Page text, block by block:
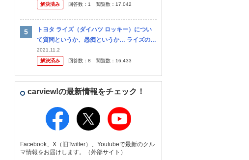
ング？で視聴できるとすれば、スマホの画面
解決済み
回答数： 1 閲覧数： 17,042
トヨタ ライズ（ダイハツ ロッキー）につい
て質問というか、愚痴というか… ライズのウ
インカーの使いづらさについてです。 今まで
トヨタ、日産、ホンダ、マツダやレンタカー
2021.11.2
解決済み
回答数： 8 閲覧数： 16,433
carview!の最新情報をチェック！
Facebook、X（旧Twitter）、Youtubeで最新のクル
マ情報をお届けします。（外部サイト）